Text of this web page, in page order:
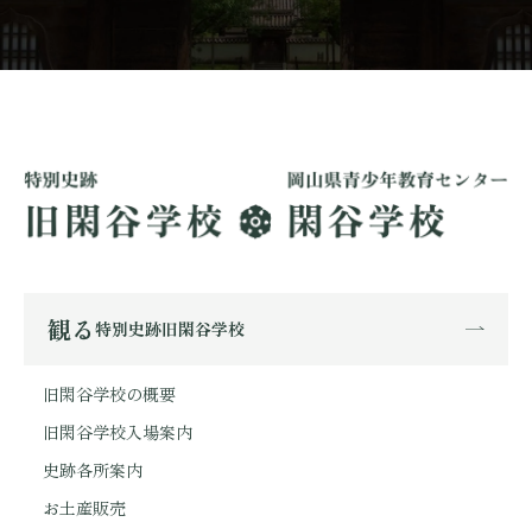
観る 特別史跡旧閑谷学校
旧閑谷学校の概要
旧閑谷学校入場案内
史跡各所案内
お土産販売